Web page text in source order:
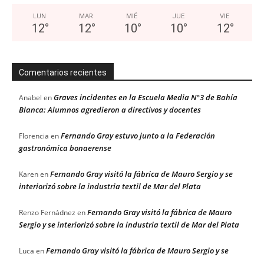
LUN
12°
MAR
12°
MIÉ
10°
JUE
10°
VIE
12°
Comentarios recientes
Anabel enGraves incidentes en la Escuela Media N°3 de Bahía
Blanca: Alumnos agredieron a directivos y docentes
Florencia enFernando Gray estuvo junto a la Federación
gastronómica bonaerense
KarenenFernando Gray visitó la fábrica de Mauro Sergio y se
interiorizó sobre la industria textil de Mar del Plata
Renzo Fernádnez enFernando Gray visitó la fábrica de Mauro
Sergio y se interiorizó sobre la industria textil de Mar del Plata
Luca enFernando Gray visitó la fábrica de Mauro Sergio y se